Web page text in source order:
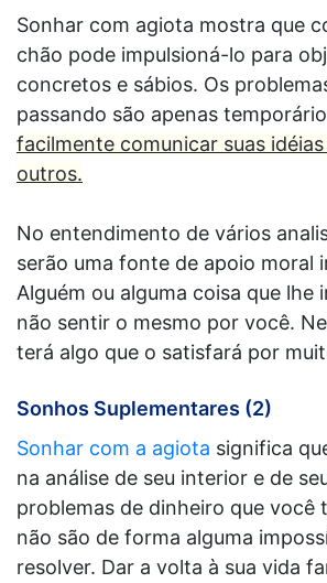
Sonhar com agiota mostra que
chão pode impulsioná-lo para
concretos e sábios. Os
passando são apenas
facilmente comunicar suas
outros.
No entendimento de vários
serão uma fonte de apoio moral
Alguém ou alguma coisa que lhe
não sentir o mesmo por você.
terá algo que o satisfará por
Sonhos Suplementares (2)
Sonhar com a agiota significa
na análise de seu interior e de
problemas de dinheiro que você
não são de forma alguma
resolver. Dar a volta à sua vida